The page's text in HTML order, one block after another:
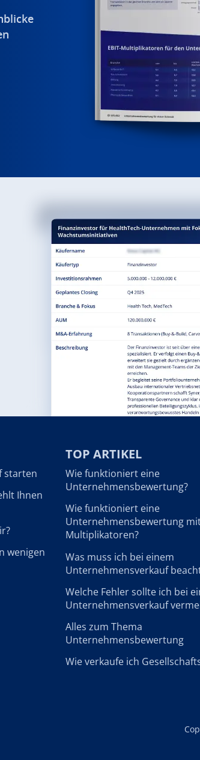
starten
Ihnen
wenigen
TOP ARTIKEL
Wie funktioniert eine
Unternehmensbewertung?
Wie funktioniert eine
Unternehmensbewertung
Multiplikatoren?
Was muss ich bei einem
Unternehmensverkauf
Welche Fehler sollte ich bei
Unternehmensverkauf
Alles zum Thema
Unternehmensbewertung
Wie verkaufe ich